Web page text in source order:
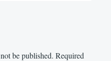
be published. Required